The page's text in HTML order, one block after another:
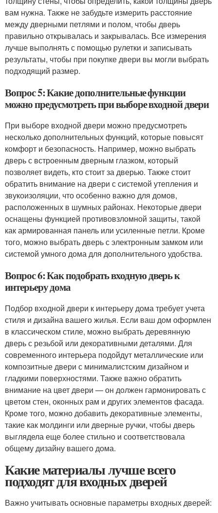
вам нужна. Также не забудьте измерить расстояние
между дверными петлями и полом, чтобы дверь
правильно открывалась и закрывалась. Все измерения
лучше выполнять с помощью рулетки и записывать
результаты, чтобы при покупке двери вы могли выбрать
подходящий размер.
Вопрос 5: Какие дополнительные функции
можно предусмотреть при выборе входной двери
При выборе входной двери можно предусмотреть
несколько дополнительных функций, которые повысят
комфорт и безопасность. Например, можно выбрать
дверь с встроенным дверным глазком, который
позволяет видеть, кто стоит за дверью. Также стоит
обратить внимание на двери с системой утепления и
звукоизоляции, что особенно важно для домов,
расположенных в шумных районах. Некоторые двери
оснащены функцией противовзломной защиты, такой
как армированная панель или усиленные петли. Кроме
того, можно выбрать дверь с электронным замком или
системой умного дома для дополнительного удобства.
Вопрос 6: Как подобрать входную дверь к
интерьеру дома
Подбор входной двери к интерьеру дома требует учета
стиля и дизайна вашего жилья. Если ваш дом оформлен
в классическом стиле, можно выбрать деревянную
дверь с резьбой или декоративными деталями. Для
современного интерьера подойдут металлические или
композитные двери с минималистским дизайном и
гладкими поверхностями. Также важно обратить
внимание на цвет двери — он должен гармонировать с
цветом стен, оконных рам и других элементов фасада.
Кроме того, можно добавить декоративные элементы,
такие как молдинги или дверные ручки, чтобы дверь
выглядела еще более стильно и соответствовала
общему дизайну вашего дома.
Какие материалы лучше всего
подходят для входных дверей
Важно учитывать основные параметры входных дверей: